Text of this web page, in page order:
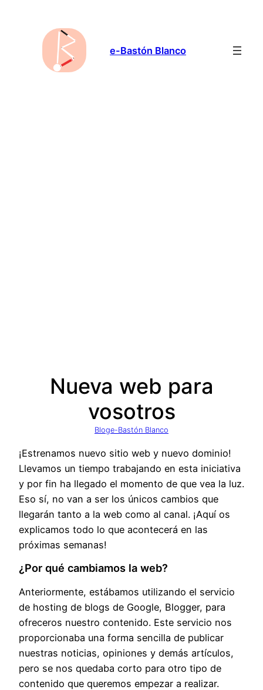
contenido
e-Bastón Blanco
Nueva web para
vosotros
Bloge-Bastón Blanco
¡Estrenamos nuevo sitio web y nuevo dominio!
Llevamos un tiempo trabajando en esta iniciativa
y por fin ha llegado el momento de que vea la luz.
Eso sí, no van a ser los únicos cambios que
llegarán tanto a la web como al canal. ¡Aquí os
explicamos todo lo que acontecerá en las
próximas semanas!
¿Por qué cambiamos la web?
Anteriormente, estábamos utilizando el servicio
de hosting de blogs de Google, Blogger, para
ofreceros nuestro contenido. Este servicio nos
proporcionaba una forma sencilla de publicar
nuestras noticias, opiniones y demás artículos,
pero se nos quedaba corto para otro tipo de
contenido que queremos empezar a realizar.